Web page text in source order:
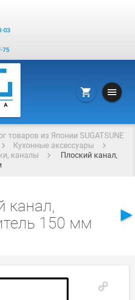
03
75
shopping_cart menu
товаров из Японии SUGATSUNE
Кухонные аксессуары
каналы
Плоский канал,
канал,
150 мм